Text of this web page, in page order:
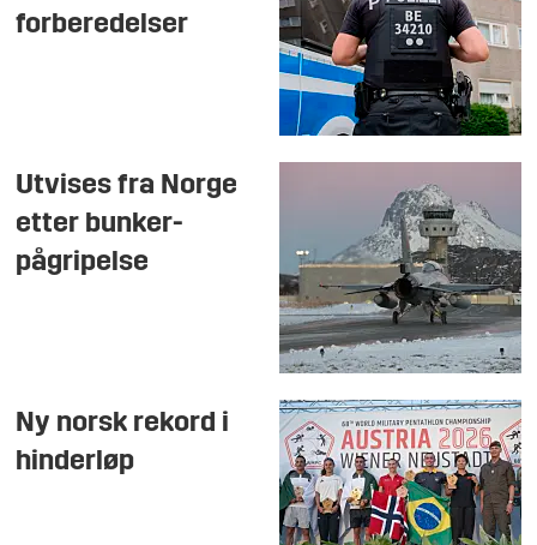
forberedelser
Utvises fra Norge
etter bunker-
pågripelse
Ny norsk rekord i
hinderløp